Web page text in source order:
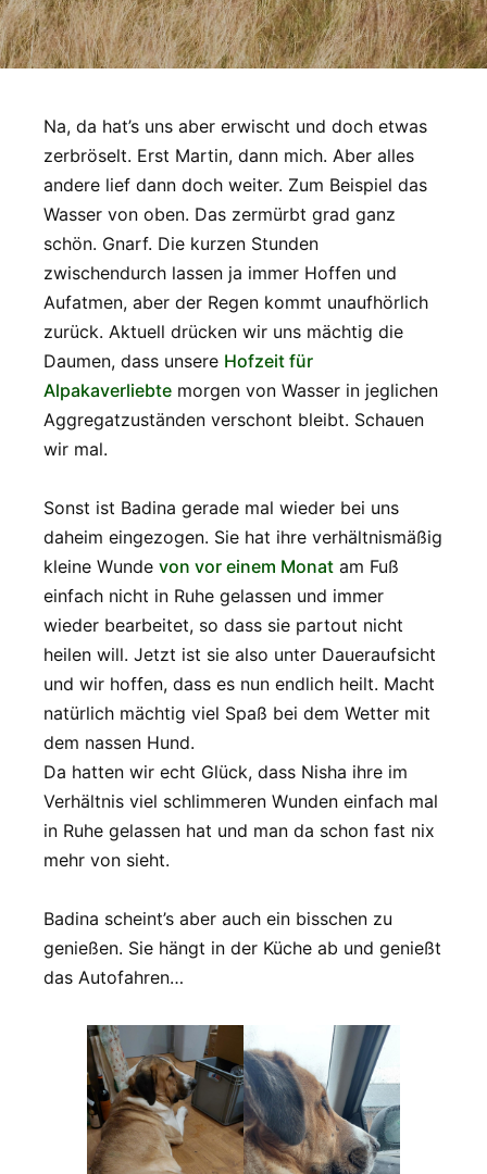
Na, da hat’s uns aber erwischt und doch etwas
zerbröselt. Erst Martin, dann mich. Aber alles
andere lief dann doch weiter. Zum Beispiel das
Wasser von oben. Das zermürbt grad ganz
schön. Gnarf. Die kurzen Stunden
zwischendurch lassen ja immer Hoffen und
Aufatmen, aber der Regen kommt unaufhörlich
zurück. Aktuell drücken wir uns mächtig die
Daumen, dass unsere Hofzeit für
Alpakaverliebte morgen von Wasser in jeglichen
Aggregatzuständen verschont bleibt. Schauen
wir mal.
Sonst ist Badina gerade mal wieder bei uns
daheim eingezogen. Sie hat ihre verhältnismäßig
kleine Wunde von vor einem Monat am Fuß
einfach nicht in Ruhe gelassen und immer
wieder bearbeitet, so dass sie partout nicht
heilen will. Jetzt ist sie also unter Daueraufsicht
und wir hoffen, dass es nun endlich heilt. Macht
natürlich mächtig viel Spaß bei dem Wetter mit
dem nassen Hund.
Da hatten wir echt Glück, dass Nisha ihre im
Verhältnis viel schlimmeren Wunden einfach mal
in Ruhe gelassen hat und man da schon fast nix
mehr von sieht.
Badina scheint’s aber auch ein bisschen zu
genießen. Sie hängt in der Küche ab und genießt
das Autofahren…